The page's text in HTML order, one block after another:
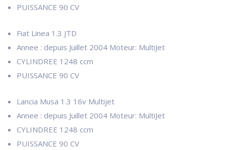
PUISSANCE 90 CV
Fiat Linea 1.3 JTD
Annee : depuis Juillet 2004 Moteur: MultiJet
CYLINDREE 1248 ccm
PUISSANCE 90 CV
Lancia Musa 1.3 16v Multijet
Annee : depuis Juillet 2004 Moteur: MultiJet
CYLINDREE 1248 ccm
PUISSANCE 90 CV